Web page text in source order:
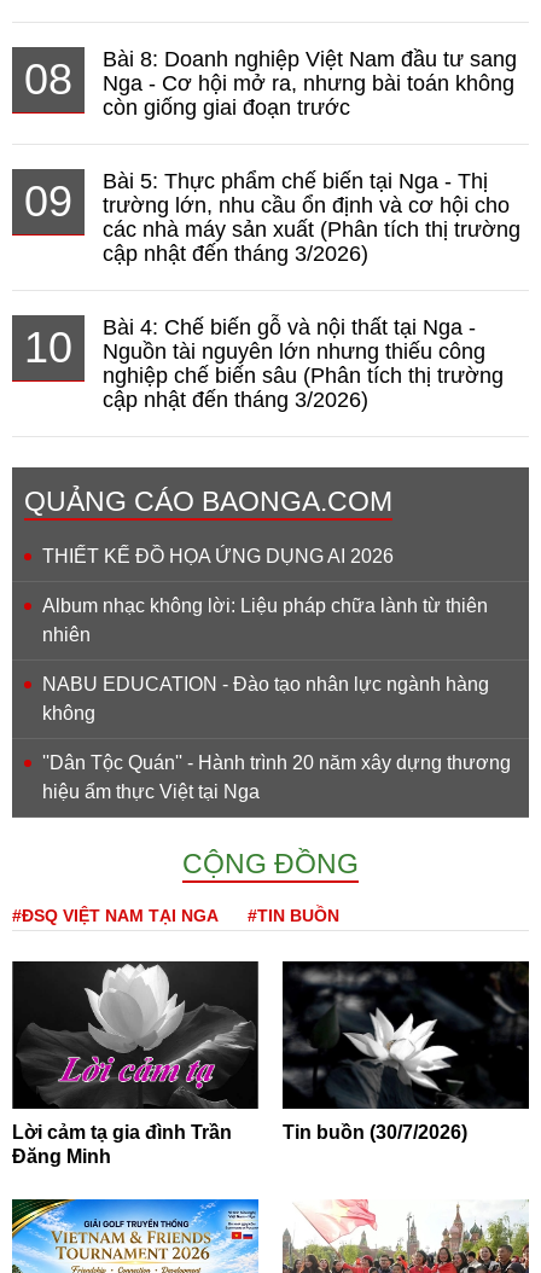
08
Bài 8: Doanh nghiệp Việt Nam đầu tư sang
Nga - Cơ hội mở ra, nhưng bài toán không
còn giống giai đoạn trước
09
Bài 5: Thực phẩm chế biến tại Nga - Thị
trường lớn, nhu cầu ổn định và cơ hội cho
các nhà máy sản xuất (Phân tích thị trường
cập nhật đến tháng 3/2026)
10
Bài 4: Chế biến gỗ và nội thất tại Nga -
Nguồn tài nguyên lớn nhưng thiếu công
nghiệp chế biến sâu (Phân tích thị trường
cập nhật đến tháng 3/2026)
QUẢNG CÁO BAONGA.COM
THIẾT KẾ ĐỒ HỌA ỨNG DỤNG AI 2026
Album nhạc không lời: Liệu pháp chữa lành từ thiên
nhiên
NABU EDUCATION - Đào tạo nhân lực ngành hàng
không
''Dân Tộc Quán'' - Hành trình 20 năm xây dựng thương
hiệu ẩm thực Việt tại Nga
CỘNG ĐỒNG
#ĐSQ VIỆT NAM TẠI NGA #TIN BUỒN
Lời cảm tạ gia đình Trần
Đăng Minh
Tin buồn (30/7/2026)